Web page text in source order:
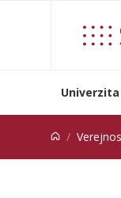
Univerzita